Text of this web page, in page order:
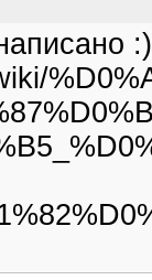
:)